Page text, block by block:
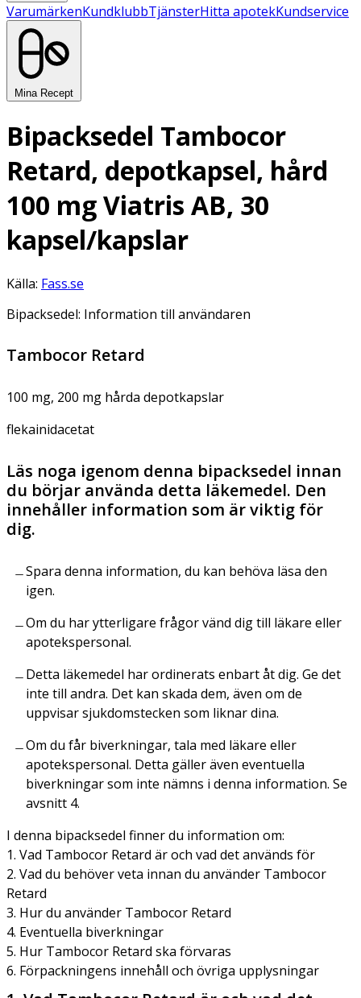
VarumärkenKundklubbTjänsterHitta apotekKundservice
Mina Recept
Bipacksedel Tambocor
Retard, depotkapsel, hård
100 mg Viatris AB, 30
kapsel/kapslar
Källa: Fass.se
Bipacksedel: Information till användaren
Tambocor Retard
100 mg, 200 mg hårda depotkapslar
flekainidacetat
Läs noga igenom denna bipacksedel innan
du börjar använda detta läkemedel. Den
innehåller information som är viktig för
dig.
Spara denna information, du kan behöva läsa den
igen.
Om du har ytterligare frågor vänd dig till läkare eller
apotekspersonal.
Detta läkemedel har ordinerats enbart åt dig. Ge det
inte till andra. Det kan skada dem, även om de
uppvisar sjukdomstecken som liknar dina.
Om du får biverkningar, tala med läkare eller
apotekspersonal. Detta gäller även eventuella
biverkningar som inte nämns i denna information. Se
avsnitt 4.
I denna bipacksedel finner du information om:
1. Vad Tambocor Retard är och vad det används för
2. Vad du behöver veta innan du använder Tambocor
Retard
3. Hur du använder Tambocor Retard
4. Eventuella biverkningar
5. Hur Tambocor Retard ska förvaras
6. Förpackningens innehåll och övriga upplysningar